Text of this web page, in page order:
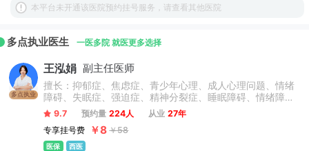
本平台未开通该医院预约挂号服务，请查看其他医院
多点执业医生 一医多院 就医更多选择
多点执业
王泓娟 副主任医师
擅长：抑郁症、焦虑症、青少年心理、成人心理问题、情绪
障碍、失眠症、强迫症、精神分裂症、睡眠障碍、情绪障
碍、头晕头痛、妄想症、网瘾、失眠多梦、神经官能症、躁
狂症、恐惧症、躁狂抑郁症、酒精成瘾、社交恐惧症、神经
衰弱、多动、抽动、广泛性焦虑障碍、嗜睡症、疑病症、惊
恐障碍、顽固性失眠;采用中西医结合的方式，治疗焦虑、抑
9.7 预约量 224人 从业 27年
专享挂号费
￥8 ￥58
医保 西医